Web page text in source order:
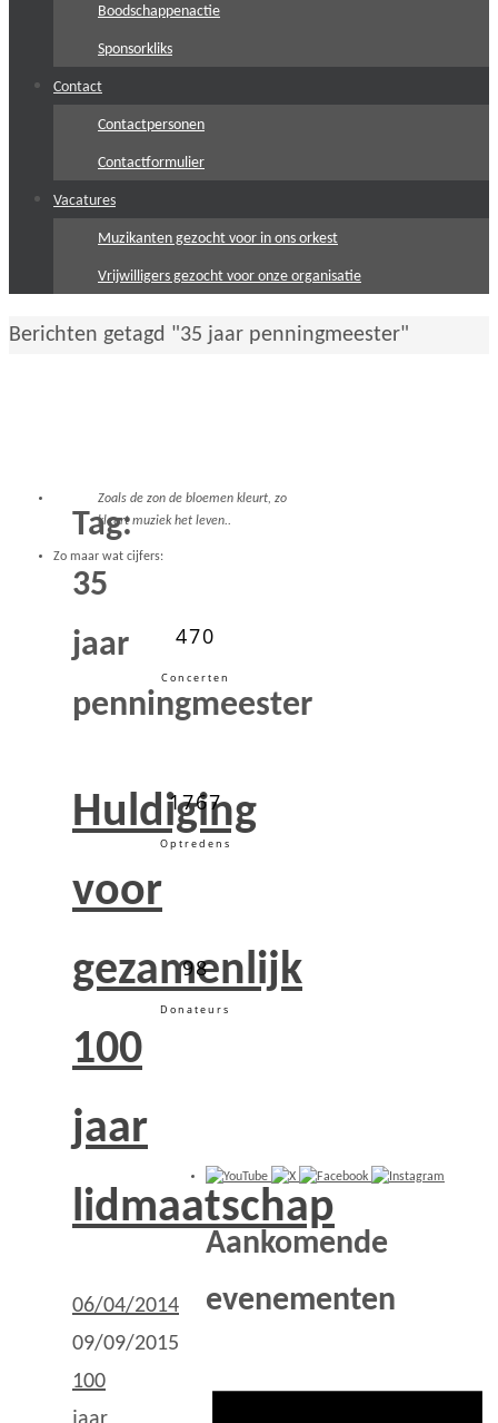
Boodschappenactie
Sponsorkliks
Contact
Contactpersonen
Contactformulier
Vacatures
Muzikanten gezocht voor in ons orkest
Vrijwilligers gezocht voor onze organisatie
Home
Berichten getagd "35 jaar penningmeester"
Tag:
35
jaar
penningmeester
Huldiging
voor
gezamenlijk
100
jaar
lidmaatschap
06/04/2014
09/09/2015
100
Zoals de zon de bloemen kleurt, zo
kleurt muziek het leven..
Zo maar wat cijfers:
470
Concerten
1767
Optredens
98
Donateurs
Aankomende
evenementen